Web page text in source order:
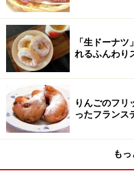
2
溶かしバターに牛乳と
ボウルで溶かしバターを
乳と卵を加え、よく混ぜま
「生ドーナ
れるふんわり
りんごのフリ
ったフランス
も